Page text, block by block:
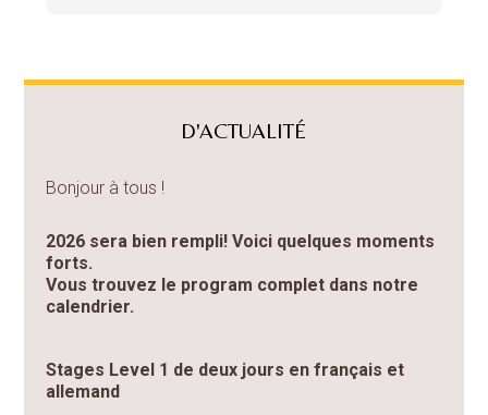
D'ACTUALITÉ
Bonjour à tous !
2026 sera bien rempli! Voici quelques moments
forts.
Vous trouvez le program complet dans notre
calendrier.
Stages Level 1 de deux jours en français et
allemand